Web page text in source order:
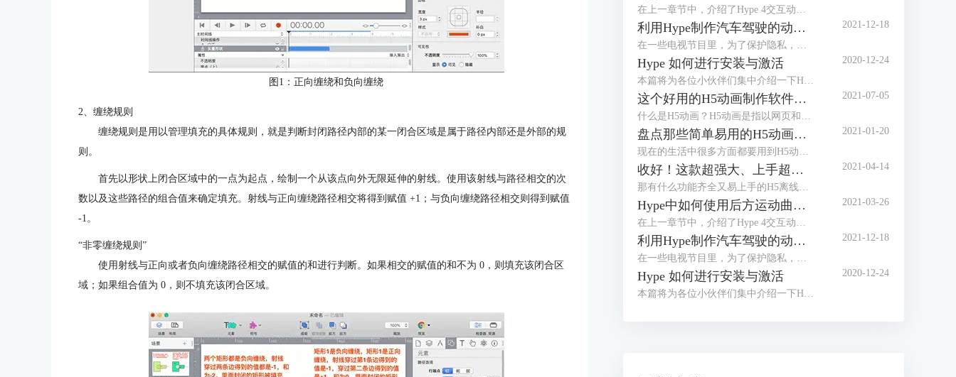
图1：正向缠绕和负向缠绕
2、缠绕规则
缠绕规则是用以管理填充的具体规则，就是判断封闭路径内部的某一闭合区域是属于路径内部还是外部的规
则。
首先以形状上闭合区域中的一点为起点，绘制一个从该点向外无限延伸的射线。使用该射线与路径相交的次
数以及这些路径的组合值来确定填充。射线与正向缠绕路径相交将得到赋值 +1；与负向缠绕路径相交则得到赋值
-1。
“非零缠绕规则”
使用射线与正向或者负向缠绕路径相交的赋值的和进行判断。如果相交的赋值的和不为 0，则填充该闭合区
域；如果组合值为 0，则不填充该闭合区域。
在上一章节中，介绍了Hype 4交互动效制作软件中弹性运动曲线以及通过一个案例——菜单栏飞入场景的动画，讲述了弹性运动曲线动画中的效果。本章节将讲述Hype 4 HTML5创作工具后方运动曲线，以及如何使用后方运动曲线模拟物体运行上坡的动画。
利用Hype制作汽车驾驶的动态路线图
在一些电视节目里，为了保护隐私，经常会使用动画来展现当前地点与目的地的行走路径，比如图1所示的简单汽车驾驶路径。
2021-12-18
Hype 如何进行安装与激活
本篇将为各位小伙伴们集中介绍一下H5制作软件Hype的安装与激活教程。
2020-12-24
这个好用的H5动画制作软件，你知道吗?
什么是H5动画？H5动画是指以网页和动画的形式，通过动画，达成与观看者、使用者之间的动态交互，减少静态死板的场景，以提升使用者的使用体验，一个好的H5动画，对于提升网页的整体效果有显著作用。
2021-07-05
盘点那些简单易用的H5动画制作软件
现在的生活中很多方面都要用到H5动画，比如公众号的推文、电子婚礼请帖、活动邀请函等等，H5动画在我们的生活中扮演着越来越重要的角色，会做H5动画和也成为了工作技能的加分项，那么简单易用的H5动画制作软件又有哪些呢？下面我们一起来盘点两款较为常用的H5制作软件吧。
2021-01-20
收好！这款超强大、上手超简单的H5制作工具
那有什么功能齐全又易上手的H5离线制作软件吗？我给好朋友安利了一款Mac系统专用的工具—Hype，不仅支持静态的H5制作，还支持各种交互效果和物理引擎，可用于制作网页菜单、网站主页、网页游戏等，当然贺卡请柬这种分分钟的事。
2021-04-14
Hype中如何使用后方运动曲线模拟物体运行上坡的动画
在上一章节中，介绍了Hype 4交互动效制作软件中弹性运动曲线以及通过一个案例——菜单栏飞入场景的动画，讲述了弹性运动曲线动画中的效果。本章节将讲述Hype 4 HTML5创作工具后方运动曲线，以及如何使用后方运动曲线模拟物体运行上坡的动画。
2021-03-26
利用Hype制作汽车驾驶的动态路线图
在一些电视节目里，为了保护隐私，经常会使用动画来展现当前地点与目的地的行走路径，比如图1所示的简单汽车驾驶路径。
2021-12-18
Hype 如何进行安装与激活
本篇将为各位小伙伴们集中介绍一下H5制作软件Hype的安装与激活教程。
2020-12-24